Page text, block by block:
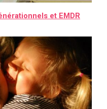
et EMDR